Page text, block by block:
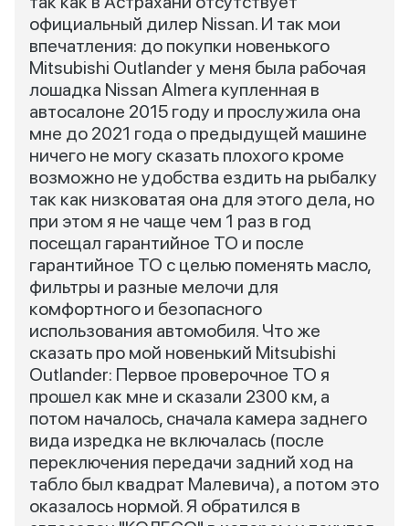
официальный дилер Nissan. И так мои
впечатления: до покупки новенького
Mitsubishi Outlander у меня была рабочая
лошадка Nissan Almera купленная в
автосалоне 2015 году и прослужила она
мне до 2021 года о предыдущей машине
ничего не могу сказать плохого кроме
возможно не удобства ездить на рыбалку
так как низковатая она для этого дела, но
при этом я не чаще чем 1 раз в год
посещал гарантийное ТО и после
гарантийное ТО с целью поменять масло,
фильтры и разные мелочи для
комфортного и безопасного
использования автомобиля. Что же
сказать про мой новенький Mitsubishi
Outlander: Первое проверочное ТО я
прошел как мне и сказали 2300 км, а
потом началось, сначала камера заднего
вида изредка не включалась (после
переключения передачи задний ход на
табло был квадрат Малевича), а потом это
оказалось нормой. Я обратился в